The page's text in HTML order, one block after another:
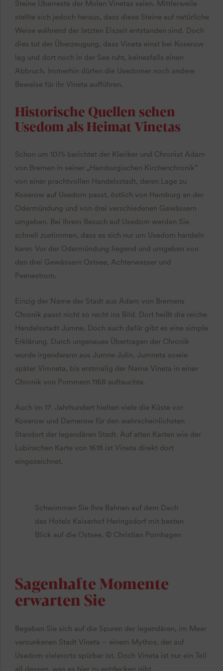
Steine Überreste der Molen Vinetas seien. Mittlerweile
stellte sich jedoch heraus, dass diese Steine auf natürliche
Weise während der letzten Eiszeit entstanden sind. Doch
dies tut der Überzeugung, dass Vineta einst bei Koserow
lag und dort noch in der See ruht, keinesfalls einen
Abbruch. Immerhin dürfen die Usedomer noch andere
Beweise für ihr Vineta aufführen.
Historische Quellen sehen
Usedom als Heimat Vinetas
Schon um 1075 berichtet der Kleriker und Chronist Adam
von Bremen in seiner „Hamburgischen Kirchenchronik”
von einer prachtvollen Handelsstadt, deren Lage zu
Koserow auf Usedom passt, östlich von Hamburg an der
Odermündung und von drei verschiedenen Gewässern
umgeben. Bei Ihrem Besuch auf Usedom werden Sie
schnell zustimmen, dass es sich nur um Usedom handeln
kann: Vor der Odermündung liegend und umgeben von
den drei Gewässern Ostsee, Achterwasser und
Peenestrom.
Einzig der Name der Stadt aus Adam von Bremens
Chronik passt nicht so recht ins Bild. Dort heißt die reiche
Handelsstadt Jumne. Doch auch dafür gibt es eine simple
Erklärung. Durch ungenaues Übertragen der Chronik
wurde irgendwann aus Jumne Julin, Jumneta sowie
später Vimneta, bis erstmalig der Name Vineta in einer
Chronik von Pommern 1168 auftauchte.
Auch im 17. Jahrhundert hielten viele die Küste vor
Koserow und Damerow für den wahrscheinlichsten
Standort der legendären Stadt. Auf alten Karten wie der
Lubinschen Karte von 1618 ist Vineta direkt dort
eingezeichnet.
Schwimmen Sie Ihre Bahnen auf dem Dach
des Hotels Kaiserhof Heringsdorf mit besten
Blick auf die Ostsee. © Christian Pornhagen
Sagenhafte Momente
erwarten Sie
Begeben Sie sich auf die Spuren der legendären, im Meer
versunkenen Stadt Vineta – einem Mythos, der auf
Usedom vielerorts spürbar ist. Doch Vineta ist nur ein Teil
all dessen, was es hier zu entdecken gibt.